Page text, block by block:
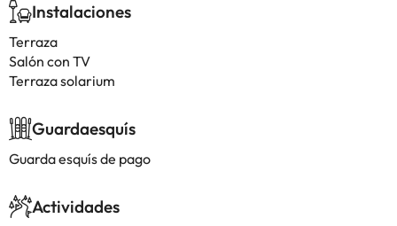
Instalaciones
Terraza
Salón con TV
Terraza solarium
Guardaesquís
Guarda esquís de pago
Actividades